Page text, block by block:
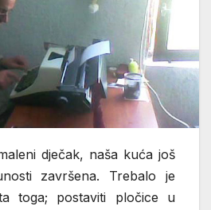
dječak, naša kuća još
završena. Trebalo je
toga; postaviti pločice u